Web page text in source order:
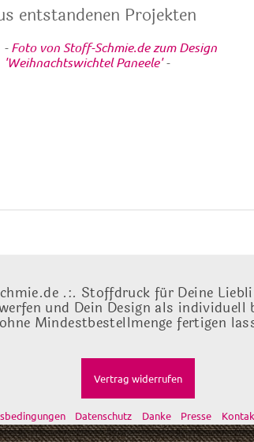
entstandenen Projekten
-Foto von Stoff-Schmie.de zum Design
'Weihnachtswichtel Paneele'-
.:. Stoffdruck für Deine
und Dein Design als individuell
ohne Mindestbestellmenge fertigen
Vertrag widerrufen
Datenschutz Danke Presse